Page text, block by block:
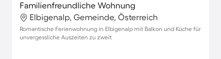
Familienfreundliche Wohnung
Elbigenalp, Gemeinde, Österreich
Romantische Ferienwohnung in Elbigenalp mit Balkon und Küche für
unvergessliche Auszeiten zu zweit